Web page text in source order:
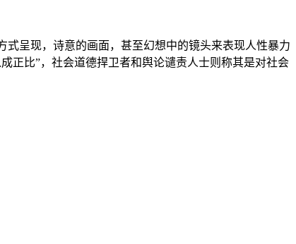
呈现，诗意的画面，甚至幻想中的镜头来表现人性暴力
正比”，社会道德捍卫者和舆论谴责人士则称其是对社会